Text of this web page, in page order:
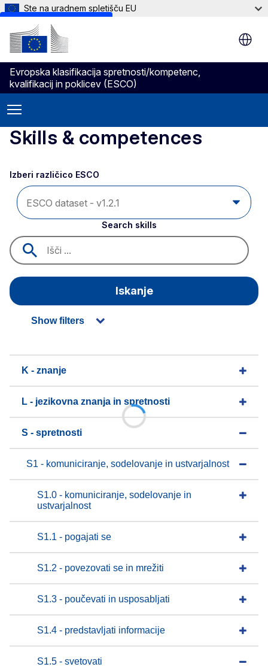
Skip to main content
Ste na uradnem spletišču EU
Evropska klasifikacija spretnosti/kompetenc,
kvalifikacij in poklicev (ESCO)
Skills & competences
Izberi različico ESCO
Search skills
Iskanje
Show filters
K - znanje
L - jezikovna znanja in spretnosti
S - spretnosti
S1 - komuniciranje, sodelovanje in ustvarjalnost
S1.0 - komuniciranje, sodelovanje in
ustvarjalnost
S1.1 - pogajati se
S1.2 - povezovati se in mrežiti
S1.3 - poučevati in usposabljati
S1.4 - predstavljati informacije
S1.5 - svetovati